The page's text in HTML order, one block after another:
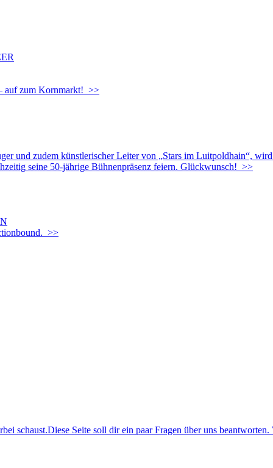
auf zum Kornmarkt! >>
und zudem künstlerischer Leiter von „Stars im Luitpoldhain“,
seine 50-jährige Bühnenpräsenz feiern. Glückwunsch! >>
>>
schaust.Diese Seite soll dir ein paar Fragen über uns